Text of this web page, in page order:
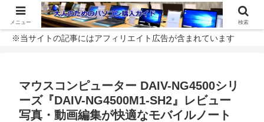
※当サイトの記事にはアフィリエイト広告が含まれています
マウスコンピューター DAIV-NG4500シリ
ーズ『DAIV-NG4500M1-SH2』レビュー
写真・動画編集が快適なモバイルノート
メニュー 検索